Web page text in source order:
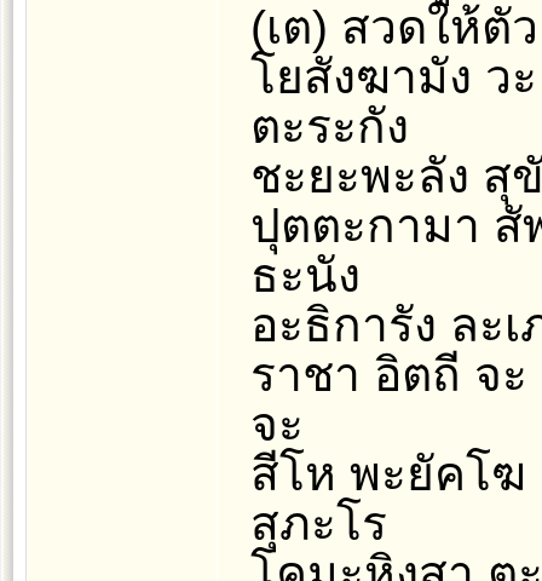
(เต) สวดให้ตัว
โยสังฆามัง ว
ตะระกัง
ชะยะพะลัง สุ
ปุตตะกามา สั
ธะนัง
อะธิการัง ละ
ราชา อิตถี จ
จะ
สีโห พะยัคโฆ
สุภะโร